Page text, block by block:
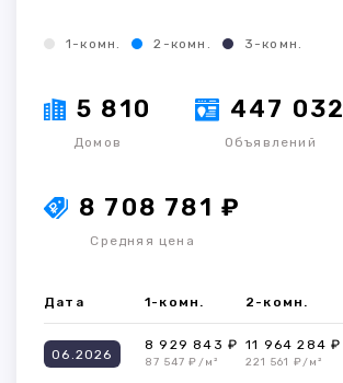
1-комн. 2-комн. 3-комн.
5 810
Домов
447 032
Объявлений
8 708 781 ₽
Средняя цена
Дата 1-комн. 2-комн.
06.2026
8 929 843 ₽
87 547 ₽/м²
11 964 284 ₽
221 561 ₽/м²